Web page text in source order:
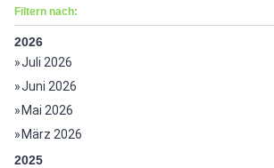
Filtern nach:
2026
Juli 2026
Juni 2026
Mai 2026
März 2026
2025